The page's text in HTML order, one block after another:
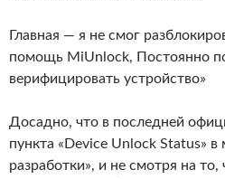
Главная — я не смог
помощь MiUnlock, Постоянно
верифицировать устройство»
Досадно, что в последней
пункта «Device Unlock Status»
разработки», и не смотря на то,